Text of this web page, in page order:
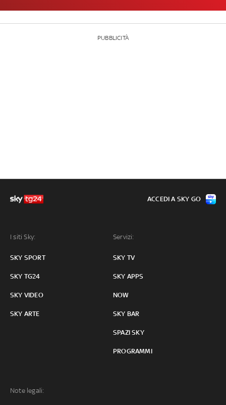
PUBBLICITÀ
I siti Sky:
SKY SPORT
SKY TG24
SKY VIDEO
SKY ARTE
Servizi:
SKY TV
SKY APPS
NOW
SKY BAR
SPAZI SKY
PROGRAMMI
Note legali:
ACCEDI A SKY GO